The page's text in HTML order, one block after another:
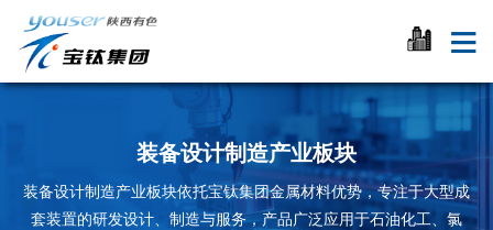
装备设计制造产业板块
装备设计制造产业板块依托宝钛集团金属材料优势，专注于大型成
套装置的研发设计、制造与服务，产品广泛应用于石油化工、氯